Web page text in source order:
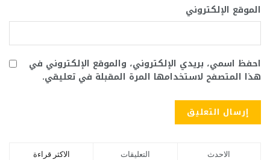
الموقع الإلكتروني
احفظ اسمي، بريدي الإلكتروني، والموقع الإلكتروني في
هذا المتصفح لاستخدامها المرة المقبلة في تعليقي.
الاكثر قراءة التعليقات الاحدث